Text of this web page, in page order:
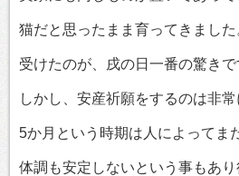
猫だと思ったまま育ってきまし
受けたのが、戌の日一番の驚きで
しかし、安産祈願をするのは非
5か月という時期は人によってま
体調も安定しないという事もあ